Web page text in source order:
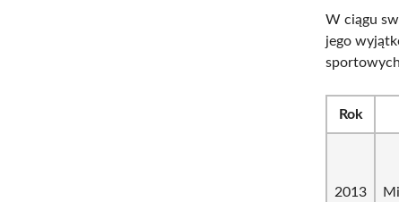
W ciągu
jego
Rok
2013